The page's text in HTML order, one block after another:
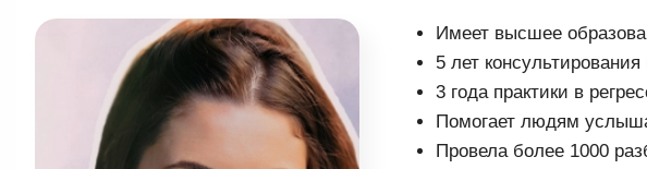
Имеет высшее
5 лет
3 года практики в
Помогает людям
Провела более 1000